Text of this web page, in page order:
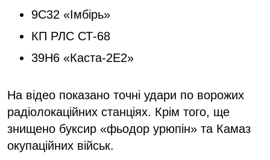
9С32 «Імбірь»
КП РЛС СТ-68
39Н6 «Каста-2Е2»
На відео показано точні удари по ворожих
радіолокаційних станціях. Крім того, ще
знищено буксир «фьодор урюпін» та Камаз
окупаційних військ.